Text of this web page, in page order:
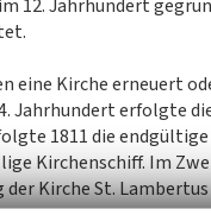
12. Jahrhundert
eine Kirche erneuert
Jahrhundert erfolgte
1811 die
Kirchenschiff. Im
Kirche St.